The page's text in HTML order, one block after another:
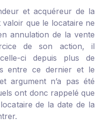
et acquéreur de la
que le locataire ne
annulation de la vente
de son action, il
ci depuis plus de
entre ce dernier et le
argument n’a pas été
ont donc rappelé que
de la date de la